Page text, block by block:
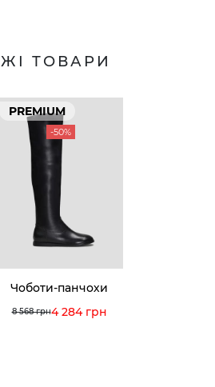
ТОВАРИ
PREMIUM
-50%
Чоботи-панчохи
8 568 грн4 284 грн